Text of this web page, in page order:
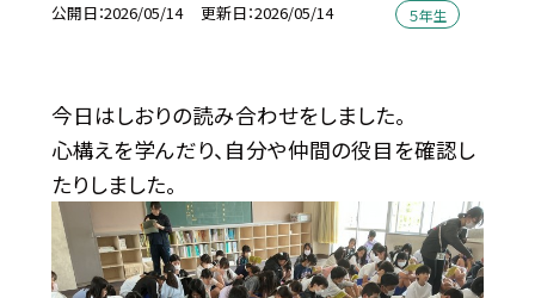
公開日 2026/05/14 更新日 2026/05/14 ５年生
今日はしおりの読み合わせをしました。
心構えを学んだり、自分や仲間の役目を確認し
たりしました。